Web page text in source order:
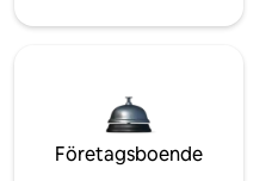
Företagsboende